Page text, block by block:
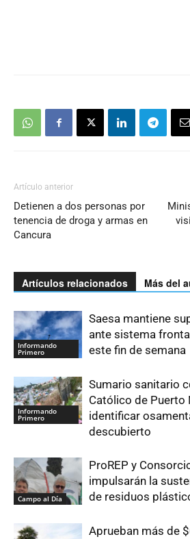
Artículo anterior
Detienen a dos personas por
tenencia de droga y armas en
Cancura
Artículos relacionados Más del
Informando
Primero
Saesa mantiene
ante sistema
este fin de semana
Informando
Primero
Sumario sanitario
Católico de Puerto
identificar
descubierto
Campo al Día
ProREP y
impulsarán la
de residuos
Aprueban más de